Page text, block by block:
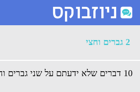
ארכיון 2 גברים וחצי - ניוזבוקס
2 גברים וחצי
10 דברים שלא ידעתם על שני גברים וחצי